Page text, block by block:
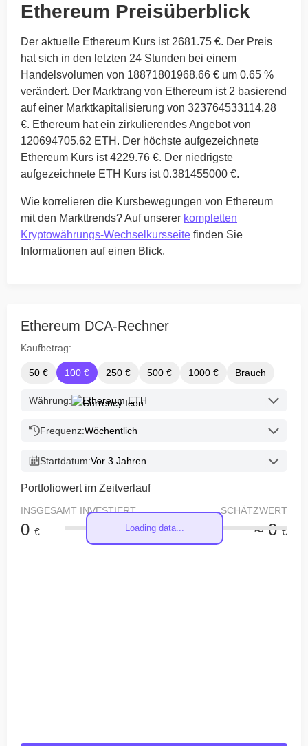
Ethereum Preisüberblick
Der aktuelle Ethereum Kurs ist 2681.75 €. Der Preis
hat sich in den letzten 24 Stunden bei einem
Handelsvolumen von 18871801968.66 € um 0.65 %
verändert. Der Marktrang von Ethereum ist 2 basierend
auf einer Marktkapitalisierung von 323764533114.28
€. Ethereum hat ein zirkulierendes Angebot von
120694705.62 ETH. Der höchste aufgezeichnete
Ethereum Kurs ist 4229.76 €. Der niedrigste
aufgezeichnete ETH Kurs ist 0.381455000 €.
Wie korrelieren die Kursbewegungen von Ethereum
mit den Markttrends? Auf unserer kompletten
Kryptowährungs-Wechselkursseite finden Sie
Informationen auf einen Blick.
Ethereum DCA-Rechner
Kaufbetrag:
50 € 100 € 250 € 500 € 1000 € Brauch
Währung: Ethereum ETH
Frequenz:Wöchentlich
Startdatum:Vor 3 Jahren
Portfoliowert im Zeitverlauf
INSGESAMT INVESTIERT
0 €
SCHÄTZWERT
≈ 0€
Loading data...